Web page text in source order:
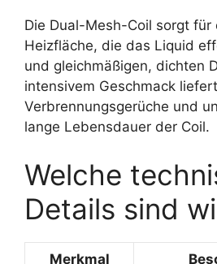
Die Dual-Mesh-Coil sorgt für
Heizfläche, die das Liquid
und gleichmäßigen, dichten
intensivem Geschmack
Verbrennungsgerüche und
lange Lebensdauer der Coil.
Welche
Details sind
Merkmal